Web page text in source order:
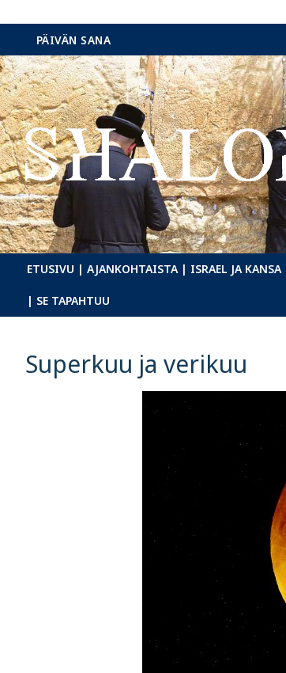
Hyppää
sisältöön
PÄIVÄN SANA
ETUSIVU | AJANKOHTAISTA | ISRAEL JA KANSA
| SE TAPAHTUU
Superkuu ja verikuu